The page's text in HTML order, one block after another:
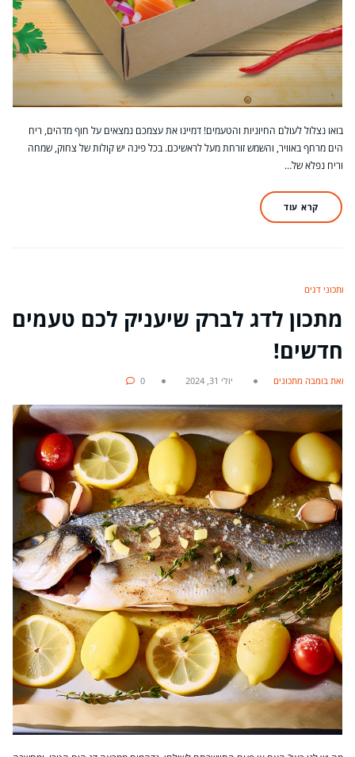
בואו נצלול לעולם החיוניות והטעמים! דמיינו את עצמכם נמצאים על חוף מדהים, ריח
הים מרחף באוויר, והשמש זורחת מעל לראשיכם. בכל פינה יש קולות של צחוק, שמחה
וריח נפלא של…
קרא עוד
מתכוני דגים
מתכון לדג לברק שיעניק לכם טעמים
חדשים!
מאת בומבה מתכונים יולי 31, 2024 0